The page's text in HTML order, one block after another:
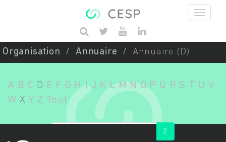
Saisissez vos mots-clés
Organisation Annuaire Annuaire (D)
A B C D E F G H I J K L M N O P Q R S T U V
W X Y Z Tout
2